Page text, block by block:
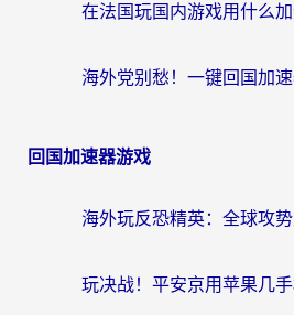
回国加速器游戏